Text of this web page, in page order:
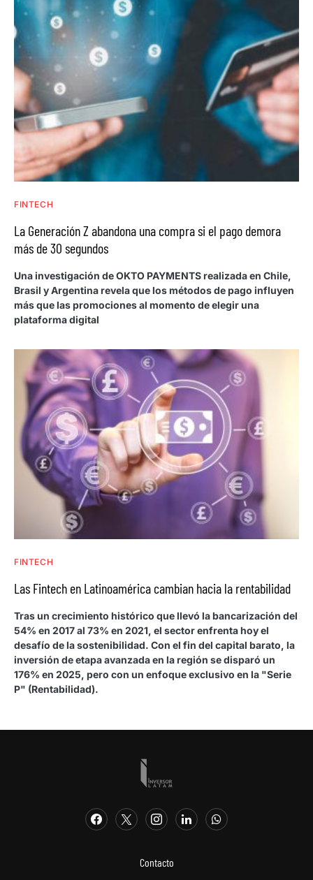
FINTECH
La Generación Z abandona una compra si el pago demora
más de 30 segundos
Una investigación de OKTO PAYMENTS realizada en Chile,
Brasil y Argentina revela que los métodos de pago influyen
más que las promociones al momento de elegir una
plataforma digital
FINTECH
Las Fintech en Latinoamérica cambian hacia la rentabilidad
Tras un crecimiento histórico que llevó la bancarización del
54% en 2017 al 73% en 2021, el sector enfrenta hoy el
desafío de la sostenibilidad. Con el fin del capital barato, la
inversión de etapa avanzada en la región se disparó un
176% en 2025, pero con un enfoque exclusivo en la "Serie
P" (Rentabilidad).
Contacto